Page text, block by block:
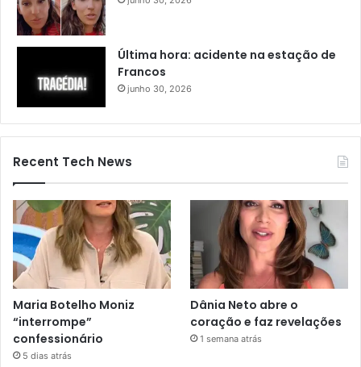
Última hora: acidente na estação de
Francos
junho 30, 2026
Recent Tech News
Maria Botelho Moniz
“interrompe”
confessionário
5 dias atrás
Dânia Neto abre o
coração e faz revelações
1 semana atrás